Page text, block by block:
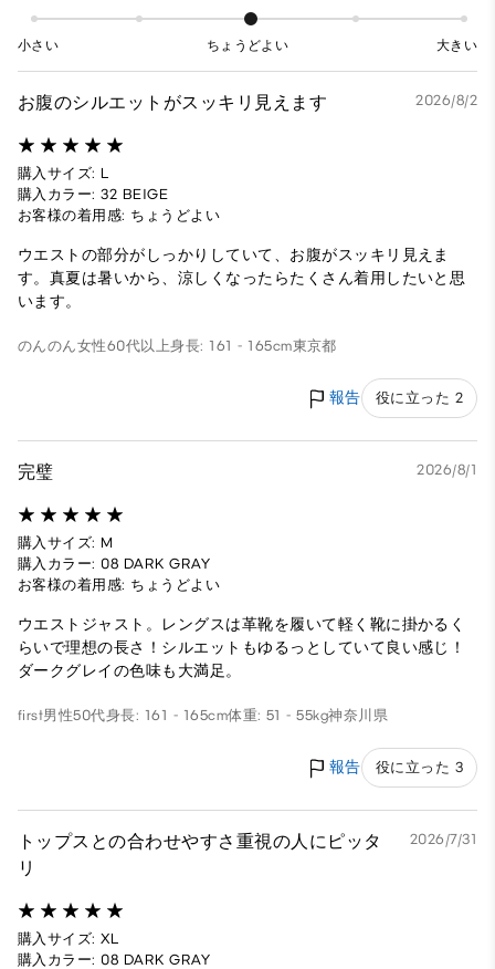
小さい ちょうどよい 大きい
お腹のシルエットがスッキリ見えます 2026/8/2
購入サイズ: L
購入カラー: 32 BEIGE
お客様の着用感: ちょうどよい
ウエストの部分がしっかりしていて、お腹がスッキリ見えま
す。真夏は暑いから、涼しくなったらたくさん着用したいと思
います。
のんのん女性60代以上身長: 161 - 165cm東京都
報告 役に立った 2
完璧 2026/8/1
購入サイズ: M
購入カラー: 08 DARK GRAY
お客様の着用感: ちょうどよい
ウエストジャスト。レングスは革靴を履いて軽く靴に掛かるく
らいで理想の長さ！シルエットもゆるっとしていて良い感じ！
ダークグレイの色味も大満足。
first男性50代身長: 161 - 165cm体重: 51 - 55kg神奈川県
報告 役に立った 3
トップスとの合わせやすさ重視の人にピッタ
リ
2026/7/31
購入サイズ: XL
購入カラー: 08 DARK GRAY